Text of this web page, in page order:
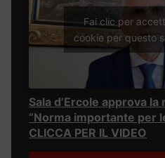
Fai clic per
cookie per questo
Sala d’Ercole approva
“Norma importante per
CLICCA PER IL VIDEO